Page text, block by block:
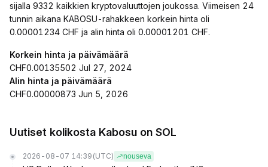
sijalla 9332 kaikkien kryptovaluuttojen joukossa. Viimeisen 24
tunnin aikana KABOSU-rahakkeen korkein hinta oli
0.00001234 CHF ja alin hinta oli 0.00001201 CHF.
Korkein hinta ja päivämäärä
CHF0.00135502 Jul 27, 2024
Alin hinta ja päivämäärä
CHF0.00000873 Jun 5, 2026
Uutiset kolikosta Kabosu on SOL
2026-08-07 14:39 (UTC) nouseva